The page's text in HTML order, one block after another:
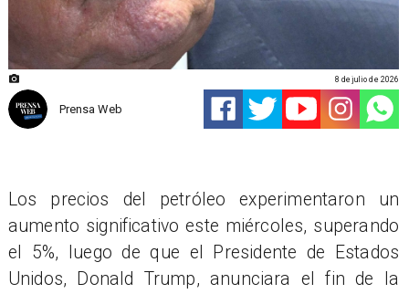
Prensa Web
8 de julio de 2026
Los precios del petróleo experimentaron un
aumento significativo este miércoles, superando
el 5%, luego de que el Presidente de Estados
Unidos, Donald Trump, anunciara el fin de la